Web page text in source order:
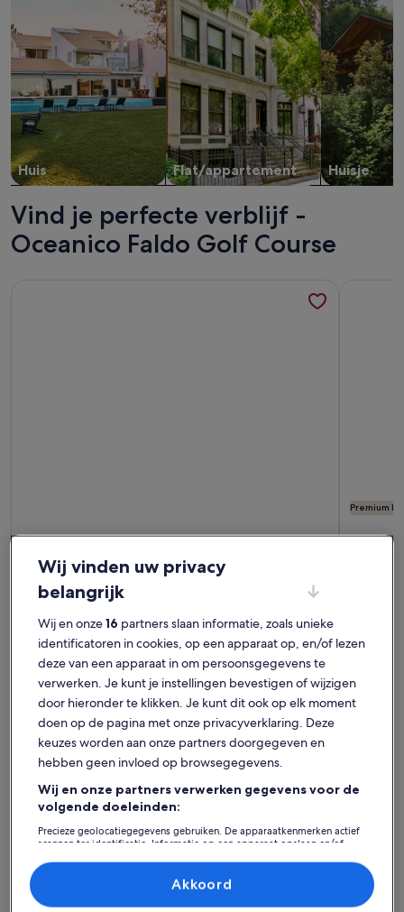
Huis Flat/appartement Huisje
Vind je perfecte verblijf -
Oceanico Faldo Golf Course
Meer informatie over Villa Jarmelo, Mooi Huis 50 m
Goed Zeezicht, Zwembad,Tuin, AC,
wifi 5G
Max. aantal: 6 · 2 slaapkamers · 1 badkamer
10 op 10
Uitzonderlijk
uitzonderlijk
38 beoordelingen
beoordelingen)
Meer informatie over Villa Jarmelo, Mooi Huis 50 m
Meer
Premium
Best beoordeelde
vakantiehuizen - Oceanico
Faldo Golf Course
Meer informatie over Cottage voor 4 personen
Wij vinden uw privacy
belangrijk
Wij en onze16 partners slaan informatie, zoals unieke
identificatoren in cookies, op een apparaat op, en/of lezen
deze van een apparaat in om persoonsgegevens te
verwerken. Je kunt je instellingen bevestigen of wijzigen
door hieronder te klikken. Je kunt dit ook op elk moment
doen op de pagina met onze privacyverklaring. Deze
keuzes worden aan onze partners doorgegeven en
hebben geen invloed op browsegegevens.
Wij en onze partners verwerken gegevens voor de
volgende doeleinden:
Precieze geolocatiegegevens gebruiken. De apparaatkenmerken actief
scannen ter identificatie. Informatie op een apparaat opslaan en/of
contentmetingen, doelgroepenonderzoek en ontwikkeling van
Partnerlijst (derden)
Akkoord